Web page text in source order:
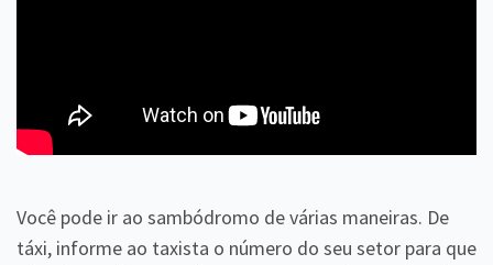
Você pode ir ao sambódromo de várias maneiras. De
táxi, informe ao taxista o número do seu setor para que